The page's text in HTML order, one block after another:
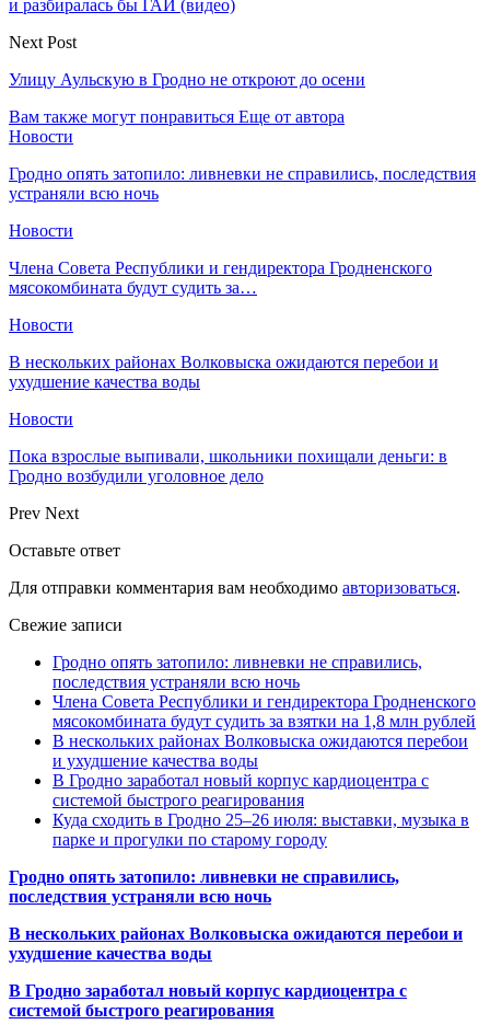
и разбиралась бы ГАИ (видео)
Next Post
Улицу Аульскую в Гродно не откроют до осени
Вам также могут понравиться Еще от автора
Новости
Гродно опять затопило: ливневки не справились, последствия
устраняли всю ночь
Новости
Члена Совета Республики и гендиректора Гродненского
мясокомбината будут судить за…
Новости
В нескольких районах Волковыска ожидаются перебои и
ухудшение качества воды
Новости
Пока взрослые выпивали, школьники похищали деньги: в
Гродно возбудили уголовное дело
Prev Next
Оставьте ответ
Для отправки комментария вам необходимо авторизоваться.
Свежие записи
Гродно опять затопило: ливневки не справились,
последствия устраняли всю ночь
Члена Совета Республики и гендиректора Гродненского
мясокомбината будут судить за взятки на 1,8 млн рублей
В нескольких районах Волковыска ожидаются перебои
и ухудшение качества воды
В Гродно заработал новый корпус кардиоцентра с
системой быстрого реагирования
Куда сходить в Гродно 25–26 июля: выставки, музыка в
парке и прогулки по старому городу
Гродно опять затопило: ливневки не справились,
последствия устраняли всю ночь
В нескольких районах Волковыска ожидаются перебои и
ухудшение качества воды
В Гродно заработал новый корпус кардиоцентра с
системой быстрого реагирования